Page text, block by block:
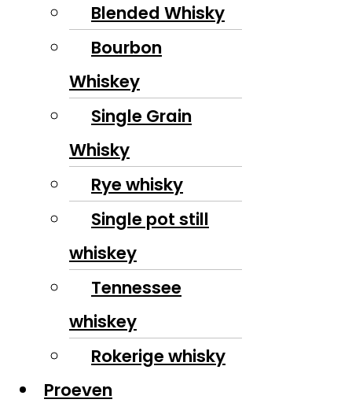
Blended Whisky
Bourbon
Whiskey
Single Grain
Whisky
Rye whisky
Single pot still
whiskey
Tennessee
whiskey
Rokerige whisky
Proeven